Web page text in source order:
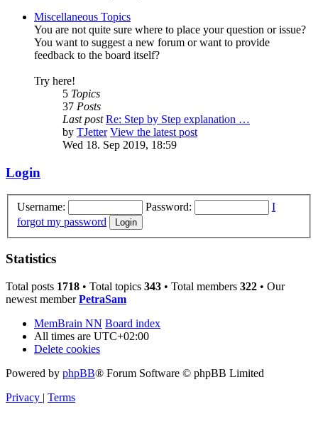
Miscellaneous Topics
You are not quite sure where to place your question or issue?
You want to suggest a new forum or want to provide
feedback to the board itself?
Try here!
5 Topics
37 Posts
Last post Re: Step by Step explanation …
by TJetter View the latest post
Wed 18. Sep 2019, 18:59
Login
Username: Password:
I
forgot my password
Statistics
Total posts 1718 • Total topics 343 • Total members 322 • Our
newest memberPetraSam
MemBrain NN Board index
All times are UTC+02:00
Delete cookies
Powered by phpBB® Forum Software © phpBB Limited
Privacy | Terms